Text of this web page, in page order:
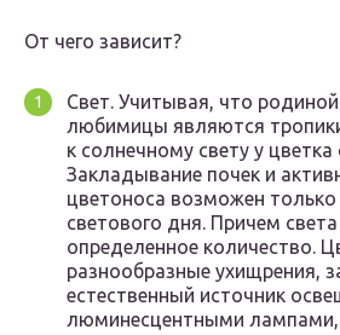
От чего зависит?
Свет. Учитывая, что
любимицы являются
к солнечному свету у
Закладывание почек и
цветоноса возможен
светового дня. Причем
определенное количество.
разнообразные ухищрения,
естественный источник
люминесцентными лампами,